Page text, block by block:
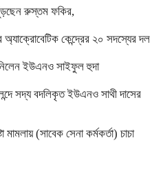
রুস্তম ফকির,
অ্যাক্রোবেটিক কেন্দ্রের ২০ সদস্যের দল
নিলেন ইউএনও সাইফুল হুদা
সদ্য বদলিকৃত ইউএনও সাথী দাসের
মামলায় (সাবেক সেনা কর্মকর্তা) চাচা